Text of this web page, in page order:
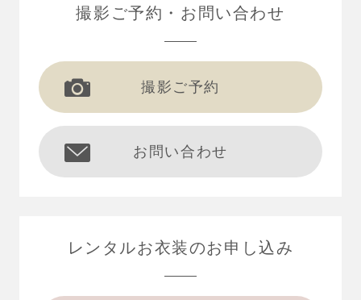
撮影ご予約 お問い合わせ
撮影ご予約
お問い合わせ
レンタルお衣装のお申し込み